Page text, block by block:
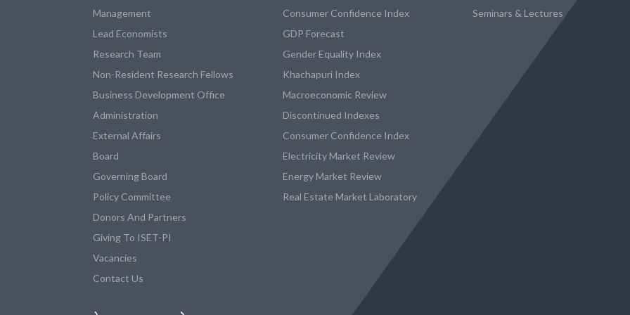
Management
Lead Economists
Research Team
Non-Resident Research Fellows
Business Development Office
Administration
External Affairs
Board
Governing Board
Policy Committee
Donors And Partners
Giving To ISET-PI
Vacancies
Contact Us
Consumer Confidence Index
GDP Forecast
Gender Equality Index
Khachapuri Index
Macroeconomic Review
Discontinued Indexes
Consumer Confidence Index
Electricity Market Review
Energy Market Review
Real Estate Market Laboratory
Seminars & Lectures